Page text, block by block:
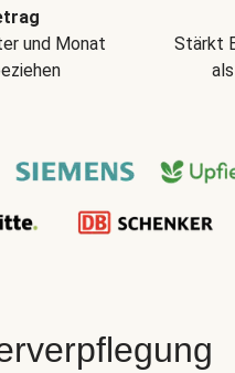
und Monat
Stärkt